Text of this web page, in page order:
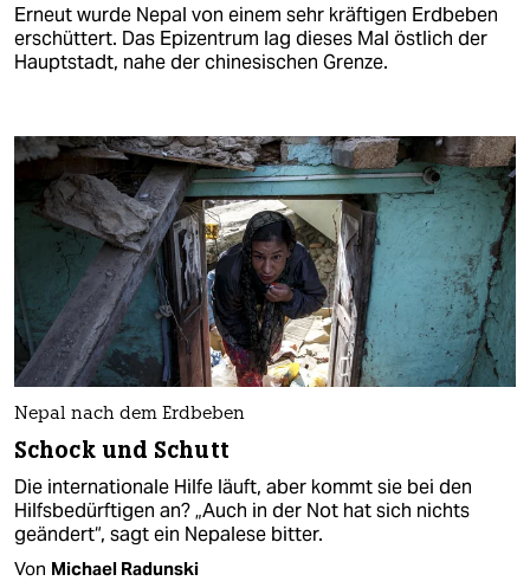
Erneut wurde Nepal von einem sehr kräftigen Erdbeben
erschüttert. Das Epizentrum lag dieses Mal östlich der
Hauptstadt, nahe der chinesischen Grenze.
Nepal nach dem Erdbeben
Schock und Schutt
Die internationale Hilfe läuft, aber kommt sie bei den
Hilfsbedürftigen an? „Auch in der Not hat sich nichts
geändert“, sagt ein Nepalese bitter.
Von Michael Radunski